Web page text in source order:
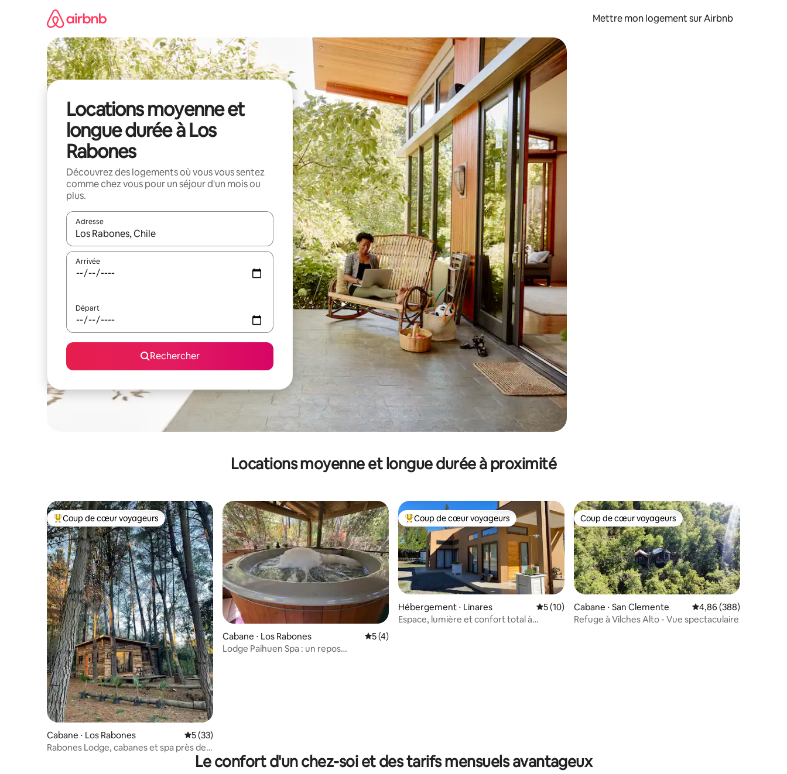
Mettre mon logement sur Airbnb
Locations moyenne et
longue durée à Los
Rabones
Découvrez des logements où vous vous sentez
comme chez vous pour un séjour d'un mois ou
plus.
Adresse
Lorsque les résultats s'affichent, utilisez les flèches vers le haut et vers le bas pour les parcourir ou en appuyant et en faisant glisser.
Arrivée
Départ
Rechercher
Locations moyenne et longue durée à proximité
Coups de cœur voyageurs les plus appréciés
Coup de cœur voyageurs
Cabane ⋅ Los Rabones Évaluation moyenne sur la base de 33 commentaires : 5 sur 5
5 (33)
Rabones Lodge, cabanes et spa près de
Cabane ⋅ Los Rabones Évaluation moyenne sur la base de 4 commentaires : 5 sur 5
5 (4)
Lodge Paihuen Spa : un repos
Coups de cœur voyageurs les plus appréciés
Coup de cœur voyageurs
Hébergement ⋅ Linares Évaluation moyenne sur la base de 10 commentaires : 5 sur 5
5 (10)
Espace, lumière et confort total à
Coup de cœur voyageurs
Coup de cœur voyageurs
Cabane ⋅ San Clemente Évaluation moyenne
4,86 (388)
Refuge à Vilches Alto - Vue spectaculaire
Le confort d'un chez-soi et des tarifs mensuels avantageux